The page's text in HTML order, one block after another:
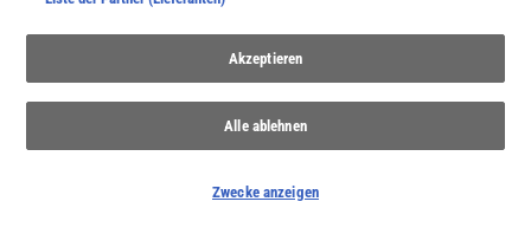
JETZT ANMELDEN!
Akzeptieren
Alle ablehnen
Zwecke anzeigen